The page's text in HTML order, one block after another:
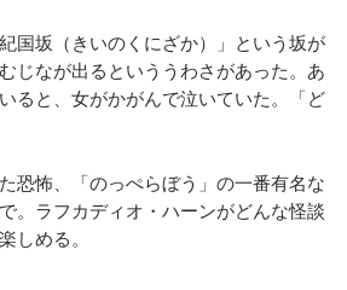
国坂（きいのくにざか）」という坂が
じなが出るといううわさがあった。あ
ると、女がかがんで泣いていた。「ど
恐怖、「のっぺらぼう」の一番有名な
。ラフカディオ・ハーンがどんな怪談
しめる。